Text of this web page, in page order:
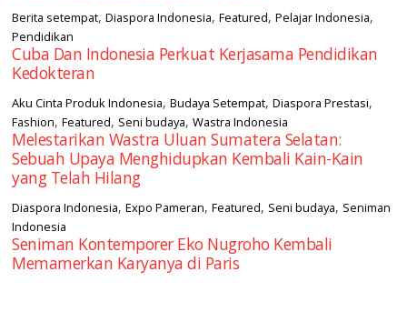
Berita setempat,Diaspora Indonesia,Featured,Pelajar Indonesia,
Pendidikan
Cuba Dan Indonesia Perkuat Kerjasama Pendidikan
Kedokteran
Aku Cinta Produk Indonesia,Budaya Setempat,Diaspora Prestasi,
Fashion,Featured, Seni budaya,Wastra Indonesia
Melestarikan Wastra Uluan Sumatera Selatan:
Sebuah Upaya Menghidupkan Kembali Kain-Kain
yang Telah Hilang
Diaspora Indonesia,Expo Pameran,Featured, Seni budaya, Seniman
Indonesia
Seniman Kontemporer Eko Nugroho Kembali
Memamerkan Karyanya di Paris